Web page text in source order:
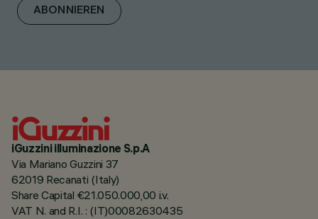
ABONNIEREN
iGuzzini illuminazione S.p.A
Via Mariano Guzzini 37
62019 Recanati (Italy)
Share Capital €21.050.000,00 i.v.
VAT N. and R.I. : (IT)00082630435